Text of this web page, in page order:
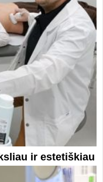
ir estetiškiau